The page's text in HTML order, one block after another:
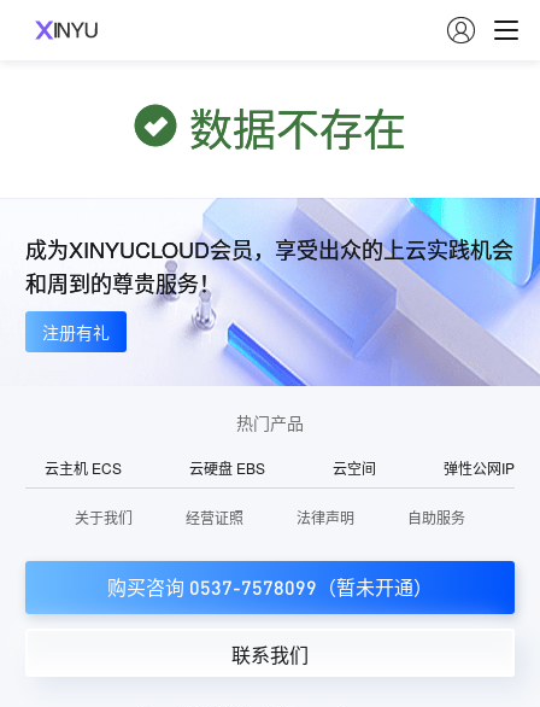

数据不存在
成为XINYUCLOUD会员，享受出众的上云实践机会
和周到的尊贵服务！
注册有礼
热门产品
云主机 ECS 云硬盘 EBS 云空间 弹性公网IP
关于我们 经营证照 法律声明 自助服务
购买咨询 0537-7578099（暂未开通）
联系我们